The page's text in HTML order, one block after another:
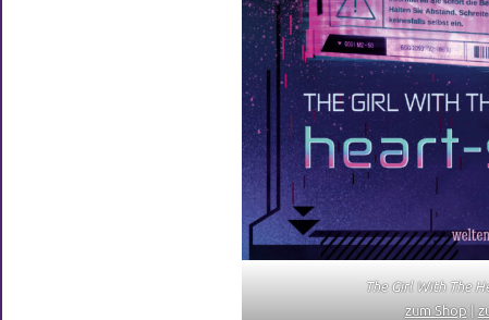
The Girl With The
zum Shop|